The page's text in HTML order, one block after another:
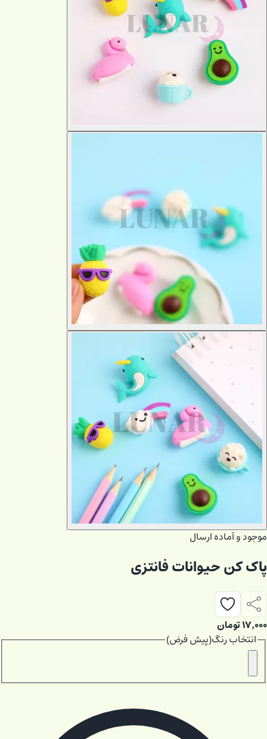
موجود و آماده ارسال
پاک کن حیوانات فانتزی
۱۷٬۰۰۰تومان
انتخابرنگ(پیش فرض)